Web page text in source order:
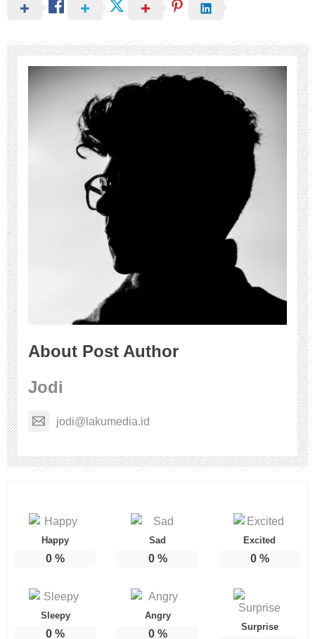
About Post Author
Jodi
jodi@lakumedia.id
Happy
0 %
Sad
0%
Excited
0%
Sleepy
0 %
Angry
0%
Surprise